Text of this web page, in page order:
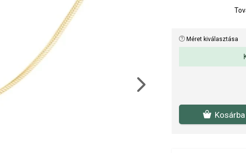
pedig remekül
Méret kiválasztása